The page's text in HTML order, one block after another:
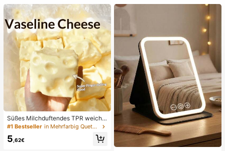
Süßes Milchduftendes TPR weiche
s quetschbares Dumpling-förmiges
Stressabbau-Spielzeug, 5cm niedli
ches lustiges Quetsch-Stressabbau
#1 Bestseller in Mehrfarbig Quetschspielzeug für Teenager
5 ,62€